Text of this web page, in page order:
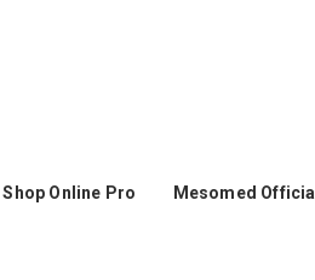
Shop Online Pro Mesomed Official